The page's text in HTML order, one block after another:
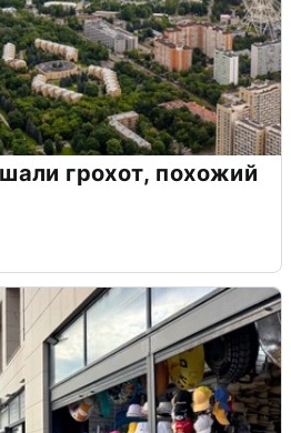
грохот, похожий